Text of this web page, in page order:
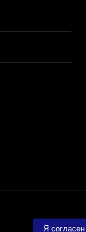
Я согласен